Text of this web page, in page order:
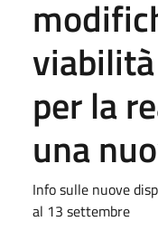
per la
una
Info sulle nuove
al 13 settembre